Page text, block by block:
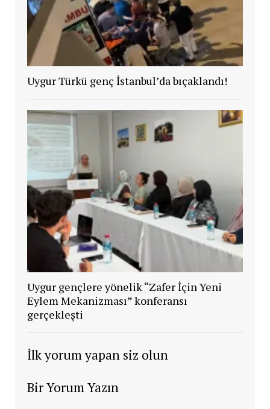
Uygur Türkü genç İstanbul’da bıçaklandı!
Uygur gençlere yönelik “Zafer İçin Yeni
Eylem Mekanizması” konferansı
gerçekleşti
İlk yorum yapan siz olun
Bir Yorum Yazın